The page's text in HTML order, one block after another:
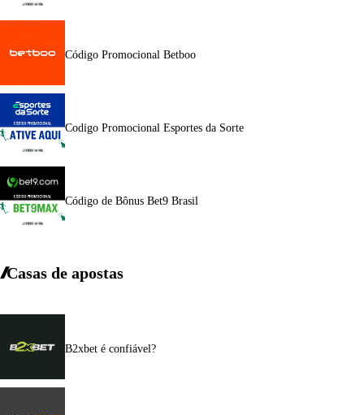
Código Promocional Betboo
Codigo Promocional Esportes da Sorte
Código de Bônus Bet9 Brasil
Casas de apostas
B2xbet é confiável?